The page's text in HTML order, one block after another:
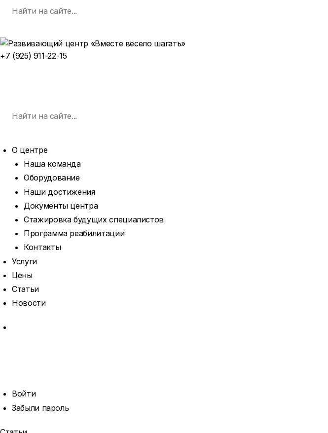
Skip
+7 (925) 911-22-15
О центре
Наша команда
Оборудование
Наши достижения
Документы центра
Стажировка будущих специалистов
Программа реабилитации
Контакты
Услуги
Цены
Статьи
Новости
Войти
Забыли пароль